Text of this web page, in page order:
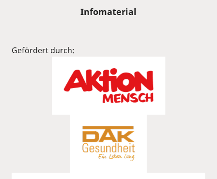
Infomaterial
Gefördert durch: